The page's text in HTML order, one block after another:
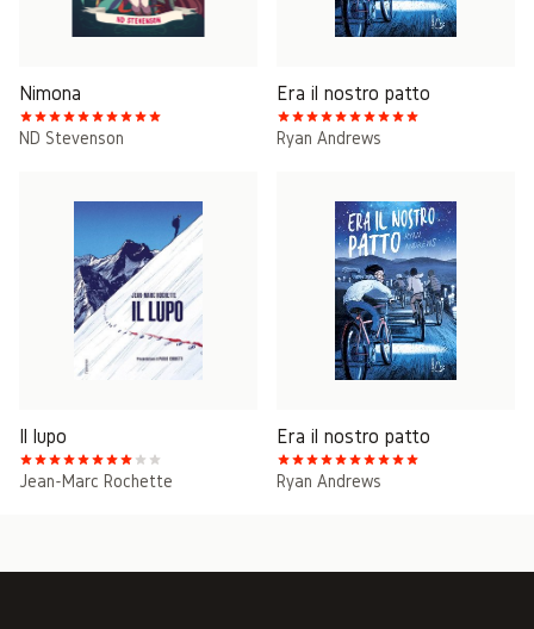
Nimona
ND Stevenson
Era il nostro patto
Ryan Andrews
Il lupo
Jean-Marc Rochette
Era il nostro patto
Ryan Andrews